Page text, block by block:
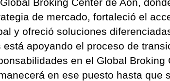
de mercado, fortaleció el
y ofreció soluciones
está apoyando el proceso de
en el Global Broking
en ese puesto hasta que